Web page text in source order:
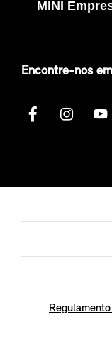
MINI
Encontre-nos em